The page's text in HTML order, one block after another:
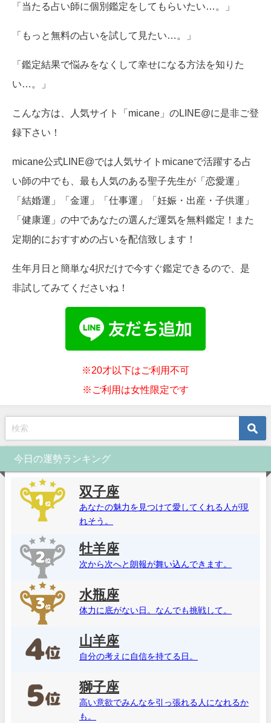
「当たる占い師に個別鑑定をしてもらいたい…。」
「もっと無料の占いを試して見たい…。」
「鑑定結果で悩みをなくして幸せになる方法を知りた
い…。」
こんな方は、人気サイト「micane」のLINE@に是非ご登
録下さい！
micane公式LINE@では人気サイトmicaneで活躍する占
い師の中でも、最も人気のある聖子先生が「恋愛運」
「結婚運」「金運」「仕事運」「妊娠・出産・子供運」
「健康運」の中であなたの選んだ運気を無料鑑定！また
定期的におすすめの占いを配信致します！
生年月日と簡単な4択だけで今すぐ鑑定できるので、是
非試してみてくださいね！
※20才以下はご利用不可
※ご利用は女性限定です
今日の運勢ランキング
双子座
あなたの魅力を見つけて愛してくれる人が現
れそう。
牡羊座
次から次へと朗報が舞い込んできます。
水瓶座
体力に底がない日。なんでも挑戦して。
山羊座
自分の考えに自信を持てる日。
獅子座
高い意欲でみんなを引っ張れる人になれるか
も。